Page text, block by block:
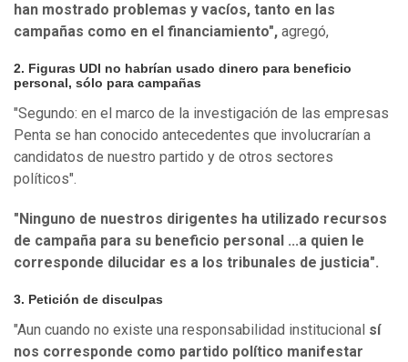
han mostrado problemas y vacíos, tanto en las
campañas como en el financiamiento", agregó,
2. Figuras UDI no habrían usado dinero para beneficio
personal, sólo para campañas
"Segundo: en el marco de la investigación de las empresas
Penta se han conocido antecedentes que involucrarían a
candidatos de nuestro partido y de otros sectores
políticos".
"Ninguno de nuestros dirigentes ha utilizado recursos
de campaña para su beneficio personal ...a quien le
corresponde dilucidar es a los tribunales de justicia".
3. Petición de disculpas
"Aun cuando no existe una responsabilidad institucional sí
nos corresponde como partido político manifestar